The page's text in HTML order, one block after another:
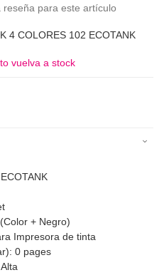
para este artículo
4 COLORES 102 ECOTANK
vuelva a stock
+ Negro)
Impresora de tinta
0 pages